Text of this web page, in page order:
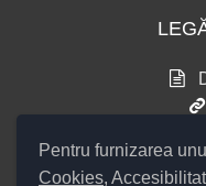
Pentru furnizarea
Cookies,